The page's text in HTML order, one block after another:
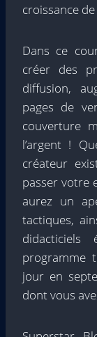
croissance
Dans ce
créer des
diffusion,
pages de
couverture
l’argent !
créateur
passer votre
aurez un
tactiques,
programme
jour en
dont vous